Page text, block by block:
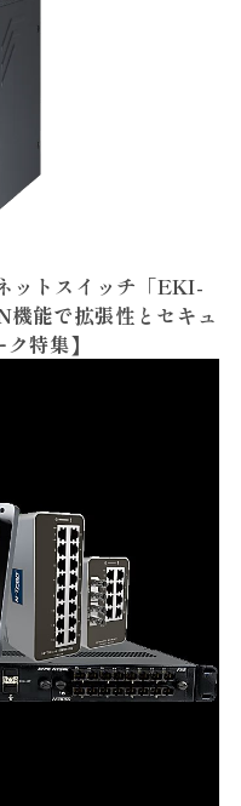
ットスイッチ「EKI-
能で拡張性とセキュ
特集】